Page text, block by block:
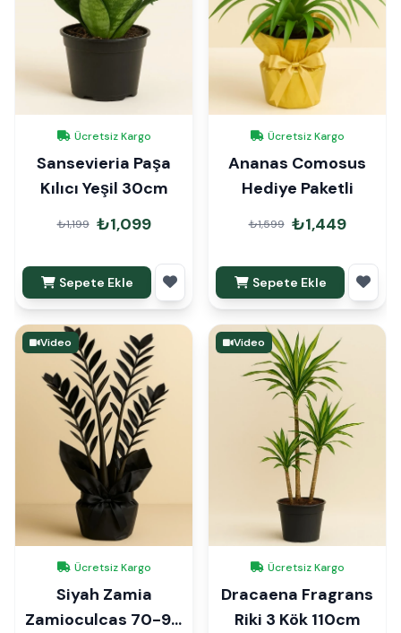
Ücretsiz Kargo
Sansevieria Paşa
Kılıcı Yeşil 30cm
₺1,199 ₺1,099
Sepete Ekle
Ücretsiz Kargo
Ananas Comosus
Hediye Paketli
₺1,599 ₺1,449
Sepete Ekle
Video
Ücretsiz Kargo
Siyah Zamia
Zamioculcas 70-90
Video
Ücretsiz Kargo
Dracaena Fragrans
Riki 3 Kök 110cm